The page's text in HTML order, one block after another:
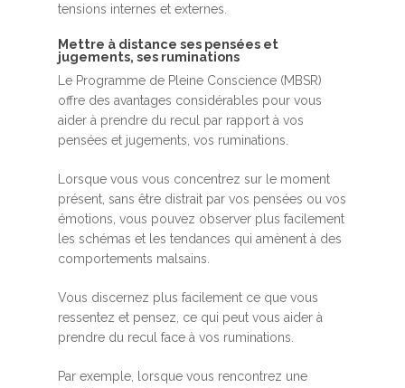
tensions internes et externes.
Mettre à distance ses pensées et
jugements, ses ruminations
Le Programme de Pleine Conscience (MBSR)
offre des avantages considérables pour vous
aider à prendre du recul par rapport à vos
pensées et jugements, vos ruminations.
Lorsque vous vous concentrez sur le moment
présent, sans être distrait par vos pensées ou vos
émotions, vous pouvez observer plus facilement
les schémas et les tendances qui amènent à des
comportements malsains.
Vous discernez plus facilement ce que vous
ressentez et pensez, ce qui peut vous aider à
prendre du recul face à vos ruminations.
Par exemple, lorsque vous rencontrez une